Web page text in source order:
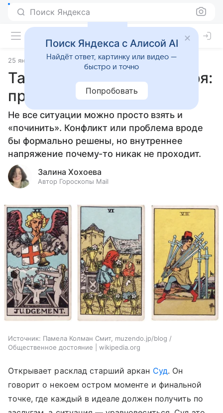
Поиск Яндекса
25 января 2025 Статьи
Таро-прогноз на 26 января:
про ложечки и осадочек
Не все ситуации можно просто взять и
«починить». Конфликт или проблема вроде
бы формально решены, но внутреннее
напряжение почему-то никак не проходит.
Залина Хохоева
Автор Гороскопы Mail
Источник: Памела Колман Смит, muzendo.jp/blog /
Общественное достояние | wikipedia.org
Открывает расклад старший аркан Суд. Он
говорит о некоем остром моменте и финальной
точке, где каждый в идеале должен получить по
Поиск Яндекса с Алисой AI
Найдёт ответ, картинку или видео —
быстро и точно
Попробовать